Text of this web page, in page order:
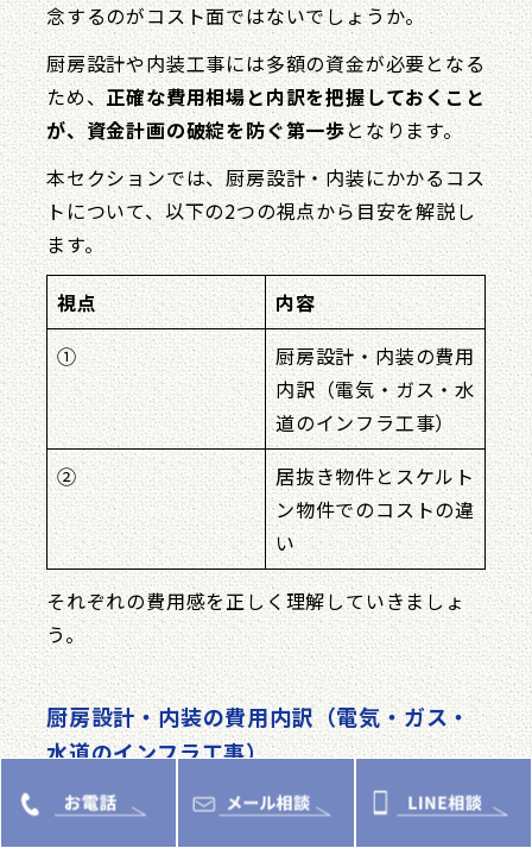
念するのがコスト面ではないでしょうか。
厨房設計や内装工事には多額の資金が必要となる
ため、正確な費用相場と内訳を把握しておくこと
が、資金計画の破綻を防ぐ第一歩となります。
本セクションでは、厨房設計・内装にかかるコス
トについて、以下の2つの視点から目安を解説し
ます。
視点
内容
①
厨房設計・内装の費用
内訳（電気・ガス・水
道のインフラ工事）
②
居抜き物件とスケルト
ン物件でのコストの違
い
それぞれの費用感を正しく理解していきましょ
う。
厨房設計・内装の費用内訳（電気・ガス・
水道のインフラ工事）
厨房の内装工事費用は、目に見える厨房機器の本